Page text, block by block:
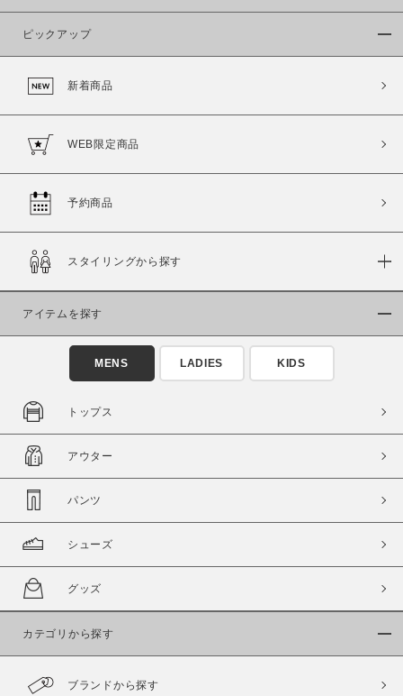
在庫
ピックアップ
新着商品
WEB限定商品
予約商品
スタイリングから探す
アイテムを探す
MENS LADIES KIDS
トップス
アウター
パンツ
シューズ
グッズ
カテゴリから探す
ブランドから探す